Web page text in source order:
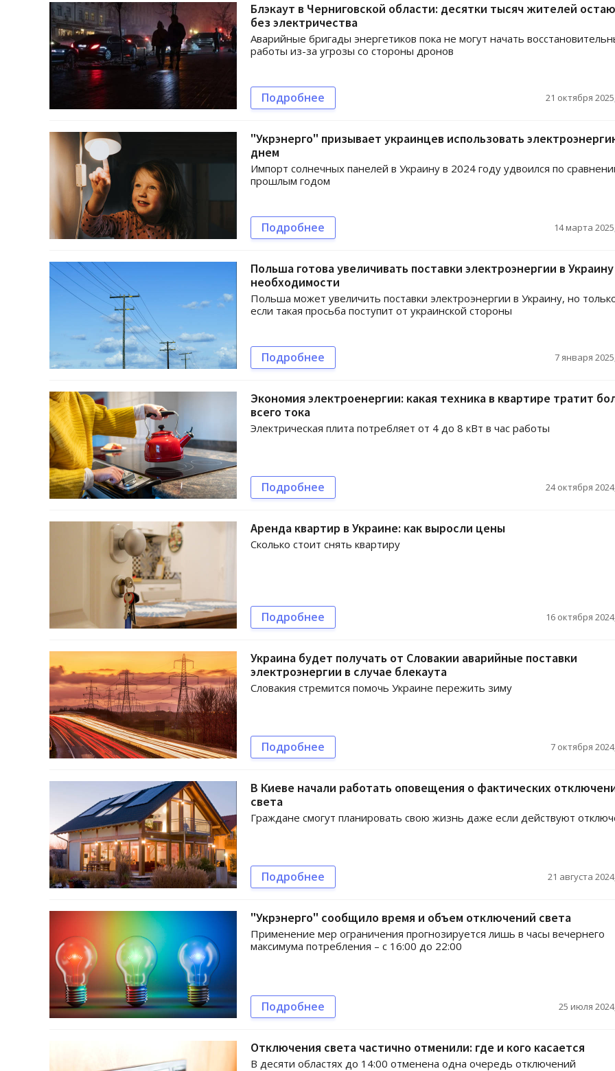
Блэкаут в Черниговской области: десятки тысяч жителей
без электричества
Аварийные бригады энергетиков пока не могут начать
работы из-за угрозы со стороны дронов
Подробнее 21 октября
"Укрэнерго" призывает украинцев использовать
днем
Импорт солнечных панелей в Украину в 2024 году удвоился по
прошлым годом
Подробнее 14 марта
Польша готова увеличивать поставки электроэнергии в
необходимости
Польша может увеличить поставки электроэнергии в Украину, но
если такая просьба поступит от украинской стороны
Подробнее 7 января
Экономия электроенергии: какая техника в квартире тратит
всего тока
Электрическая плита потребляет от 4 до 8 кВт в час работы
Подробнее 24 октября
Аренда квартир в Украине: как выросли цены
Сколько стоит снять квартиру
Подробнее 16 октября
Украина будет получать от Словакии аварийные поставки
электроэнергии в случае блекаута
Словакия стремится помочь Украине пережить зиму
Подробнее 7 октября
В Киеве начали работать оповещения о фактических
света
Граждане смогут планировать свою жизнь даже если действуют
Подробнее 21 августа
"Укрэнерго" сообщило время и объем отключений света
Применение мер ограничения прогнозируется лишь в часы вечернего
максимума потребления – с 16:00 до 22:00
Подробнее 25 июля
Отключения света частично отменили: где и кого касается
В десяти областях до 14:00 отменена одна очередь отключений